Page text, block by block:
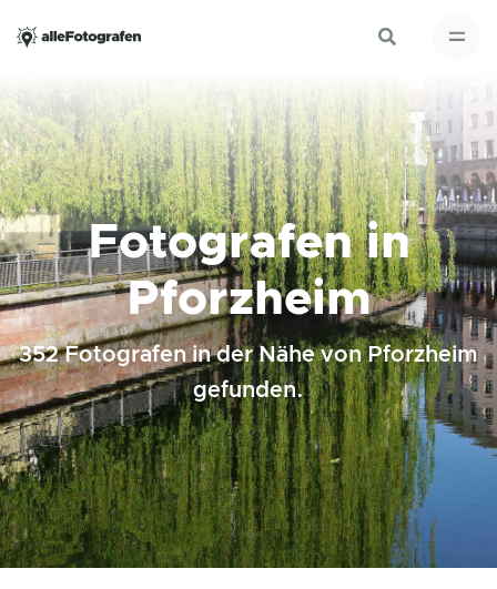
Fotografen in
Pforzheim
352 Fotografen in der Nähe von Pforzheim
gefunden.